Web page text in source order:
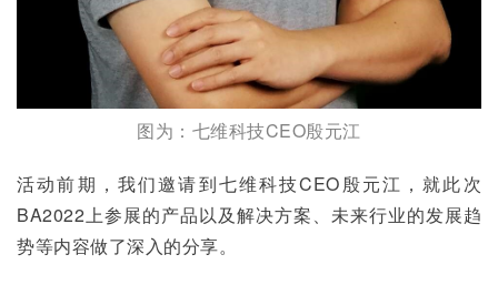
图为：七维科技CEO殷元江
活动前期，我们邀请到七维科技CEO殷元江，就此次
BA2022上参展的产品以及解决方案、未来行业的发展趋
势等内容做了深入的分享。